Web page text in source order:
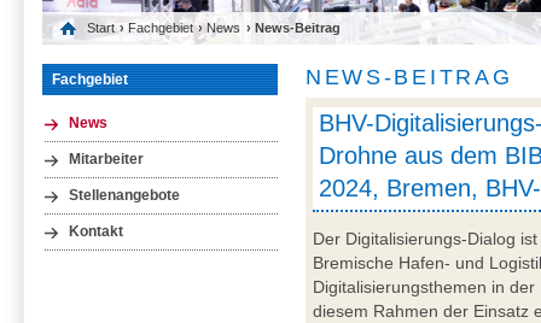
Start › Fachgebiet › News › News-Beitrag
Fachgebiet
News
Mitarbeiter
Stellenangebote
Kontakt
NEWS-BEITRAG
BHV-
Drohne aus dem
2024, Bremen,
Der Digitalisierungs-Dialog
Bremische Hafen- und
Digitalisierungsthemen in
diesem Rahmen der Einsatz